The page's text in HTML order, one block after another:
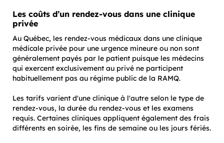
Les coûts d’un rendez-vous dans une clinique
privée
Au Québec, les rendez-vous médicaux dans une clinique
médicale privée pour une urgence mineure ou non sont
généralement payés par le patient puisque les médecins
qui exercent exclusivement au privé ne participent
habituellement pas au régime public de la RAMQ.
Les tarifs varient d'une clinique à l'autre selon le type de
rendez-vous, la durée du rendez-vous et les examens
requis. Certaines cliniques appliquent également des frais
différents en soirée, les fins de semaine ou les jours fériés.